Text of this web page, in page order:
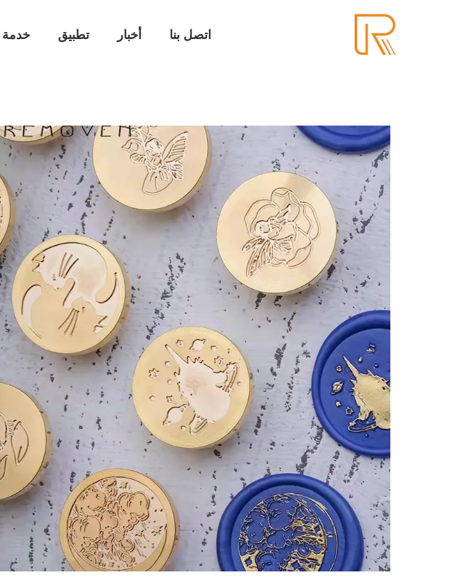
خدمة تطبيق أخبار اتصل بنا